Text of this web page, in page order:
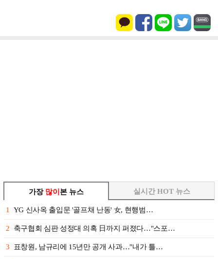
가장 많이 본 뉴스
1 YG 신사옥 출입문 '골프채 난동' 女, 현행범…
2 축구협회 심판 성정대 의혹 日까지 퍼졌다…"스포…
3 표창원, 남규리에 15년만 공개 사과…"내가 틀…
실시간 HOT 뉴스